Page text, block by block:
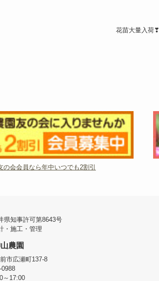
花苗大量入荷❣
の会会員なら年中いつでも2割引
県知事許可第8643号
・施工・管理
農園
市広瀬町137-8
0988
～17:00